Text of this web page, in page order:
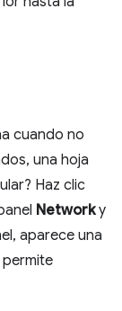
cuando no
una hoja
Haz clic
Networky
aparece una